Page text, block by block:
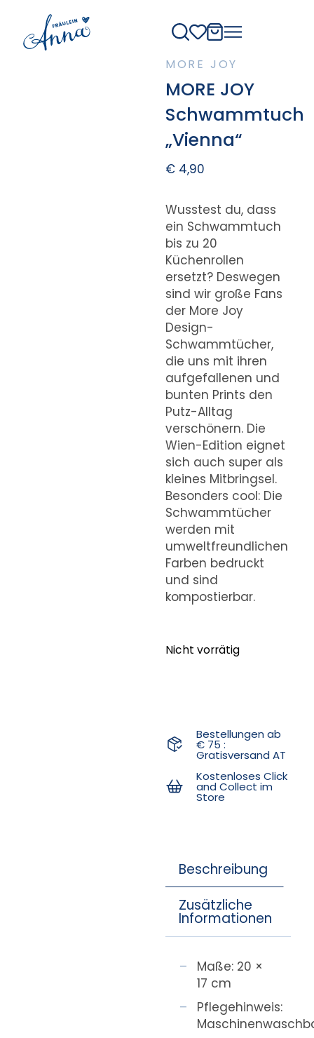
MORE JOY
MORE JOY
Schwammtuch
„Vienna“
€4,90
Wusstest du, dass
ein Schwammtuch
bis zu 20
Küchenrollen
ersetzt? Deswegen
sind wir große Fans
der More Joy
Design-
Schwammtücher,
die uns mit ihren
aufgefallenen und
bunten Prints den
Putz-Alltag
verschönern. Die
Wien-Edition eignet
sich auch super als
kleines Mitbringsel.
Besonders cool: Die
Schwammtücher
werden mit
umweltfreundlichen
Farben bedruckt
und sind
kompostierbar.
Nicht vorrätig
Bestellungen ab
€ 75 :
Gratisversand AT
Kostenloses Click
and Collect im
Store
Beschreibung
Zusätzliche
Informationen
Maße: 20 ×
17 cm
Pflegehinweis: